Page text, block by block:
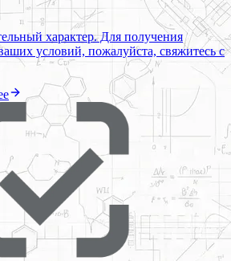
характер. Для получения
условий, пожалуйста, свяжитесь с